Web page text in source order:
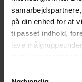
på din enhed for at
tilpasset indhold,
lave
tilbage eller ændre
med en syrlig
side xx). På grund
fløden, som skal